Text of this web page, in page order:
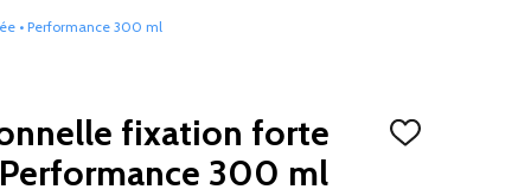
• Performance 300 ml
fixation forte
300 ml
AJOUTER